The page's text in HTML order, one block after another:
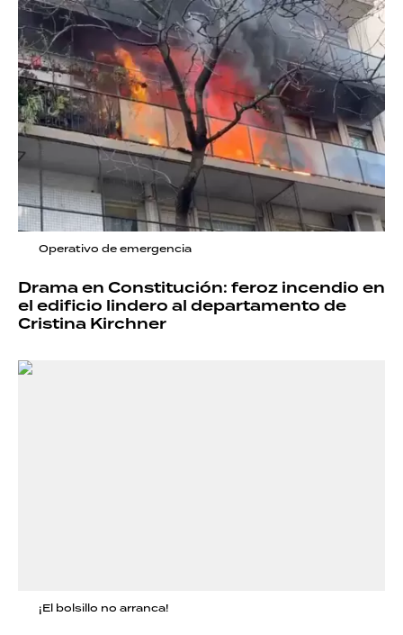
Operativo de emergencia
Drama en Constitución: feroz incendio en
el edificio lindero al departamento de
Cristina Kirchner
¡El bolsillo no arranca!